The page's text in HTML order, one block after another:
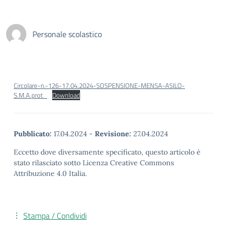
Personale scolastico
Circolare-n.-126-17.04.2024-SOSPENSIONE-MENSA-ASILO-
S.M.A.prot_
Download
Pubblicato: 17.04.2024 - Revisione: 27.04.2024
Eccetto dove diversamente specificato, questo articolo è
stato rilasciato sotto Licenza Creative Commons
Attribuzione 4.0 Italia.
Stampa / Condividi